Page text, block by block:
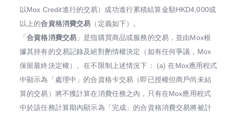
以Mox Credit進行的交易）成功進行累積結算金額HKD4,000或
以上的合資格消費交易 （定義如下）。
「合資格消費交易 」是指購買商品或服務的交易，並由Mox根
據其持有的交易記錄及絕對酌情權決定（如有任何爭議，Mox
保留最終決定權）。在不限制上述情況下： (a) 在Mox應用程式
中顯示為「處理中」的合資格卡交易（即已授權但商戶尚未結
算的交易）將不獲計算在消費任務之內，只有在Mox應用程式
中於該任務計算期內顯示為「完成」的合資格消費交易將被計